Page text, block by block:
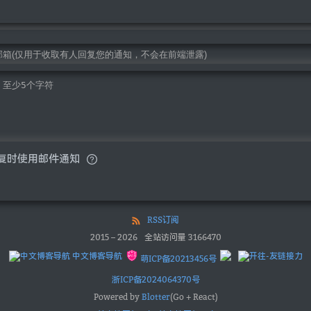
时使用邮件通知
RSS订阅
2015– 2026 全站访问量 3166470
中文博客导航
萌ICP备20213456号
浙ICP备2024064370号
Powered by Blotter(Go + React)